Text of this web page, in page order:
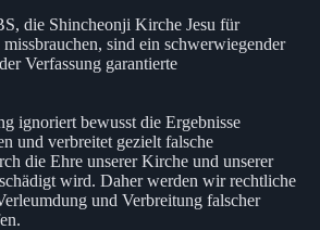
die Shincheonji Kirche Jesu für
sind ein schwerwiegender
Verfassung garantierte
ignoriert bewusst die Ergebnisse
und verbreitet gezielt falsche
die Ehre unserer Kirche und unserer
wird. Daher werden wir rechtliche
und Verbreitung falscher